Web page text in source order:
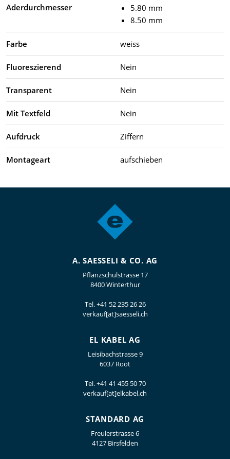
Aderdurchmesser
5.80 mm
8.50 mm
Farbe weiss
Fluoreszierend Nein
Transparent Nein
Mit Textfeld Nein
Aufdruck Ziffern
Montageart aufschieben
A. SAESSELI & CO. AG
Pflanzschulstrasse 17
8400 Winterthur
Tel.+41 52 235 26 26
verkauf[at]saesseli.ch
EL KABEL AG
Leisibachstrasse 9
6037 Root
Tel.+41 41 455 50 70
verkauf[at]elkabel.ch
STANDARD AG
Freulerstrasse 6
4127 Birsfelden